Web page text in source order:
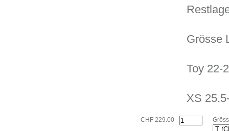
Grösse
Toy 22-
XS
CHF 229.00